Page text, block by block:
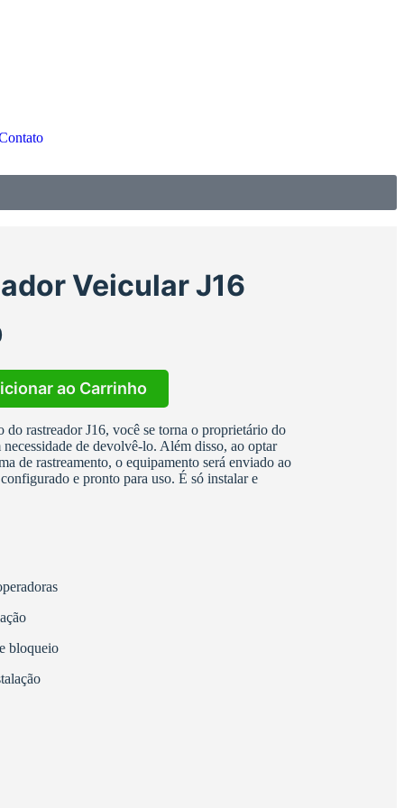
Veicular J16
ao Carrinho
do rastreador J16, você se torna o proprietário do
de devolvê-lo. Além disso, ao optar
de rastreamento, o equipamento será enviado ao
e pronto para uso. É só instalar e
bloqueio